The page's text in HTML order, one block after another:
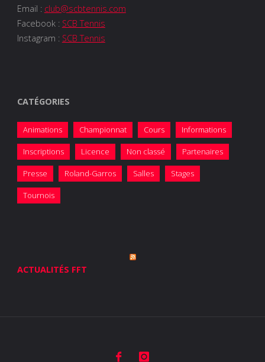
Email : club@scbtennis.com
Facebook : SCB Tennis
Instagram : SCB Tennis
CATÉGORIES
Animations Championnat Cours Informations
Inscriptions Licence Non classé Partenaires
Presse Roland-Garros Salles Stages
Tournois
ACTUALITÉS FFT